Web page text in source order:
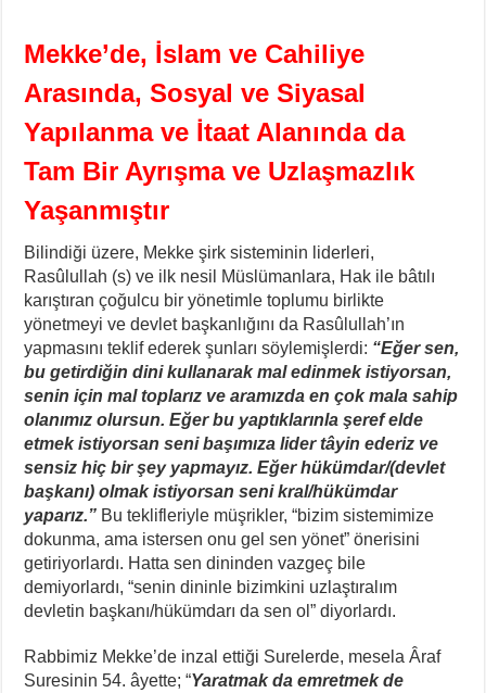
Mekke’de, İslam ve Cahiliye
Arasında, Sosyal ve Siyasal
Yapılanma ve İtaat Alanında da
Tam Bir Ayrışma ve Uzlaşmazlık
Yaşanmıştır
Bilindiği üzere, Mekke şirk sisteminin liderleri,
Rasûlullah (s) ve ilk nesil Müslümanlara, Hak ile bâtılı
karıştıran çoğulcu bir yönetimle toplumu birlikte
yönetmeyi ve devlet başkanlığını da Rasûlullah’ın
yapmasını teklif ederek şunları söylemişlerdi: “Eğer sen,
bu getirdiğin dini kullanarak mal edinmek istiyorsan,
senin için mal toplarız ve aramızda en çok mala sahip
olanımız olursun. Eğer bu yaptıklarınla şeref elde
etmek istiyorsan seni başımıza lider tâyin ederiz ve
sensiz hiç bir şey yapmayız. Eğer hükümdar/(devlet
başkanı) olmak istiyorsan seni kral/hükümdar
yaparız.” Bu teklifleriyle müşrikler, “bizim sistemimize
dokunma, ama istersen onu gel sen yönet” önerisini
getiriyorlardı. Hatta sen dininden vazgeç bile
demiyorlardı, “senin dininle bizimkini uzlaştıralım
devletin başkanı/hükümdarı da sen ol” diyorlardı.
Rabbimiz Mekke’de inzal ettiği Surelerde, mesela Âraf
Suresinin 54. âyette; “Yaratmak da emretmek de